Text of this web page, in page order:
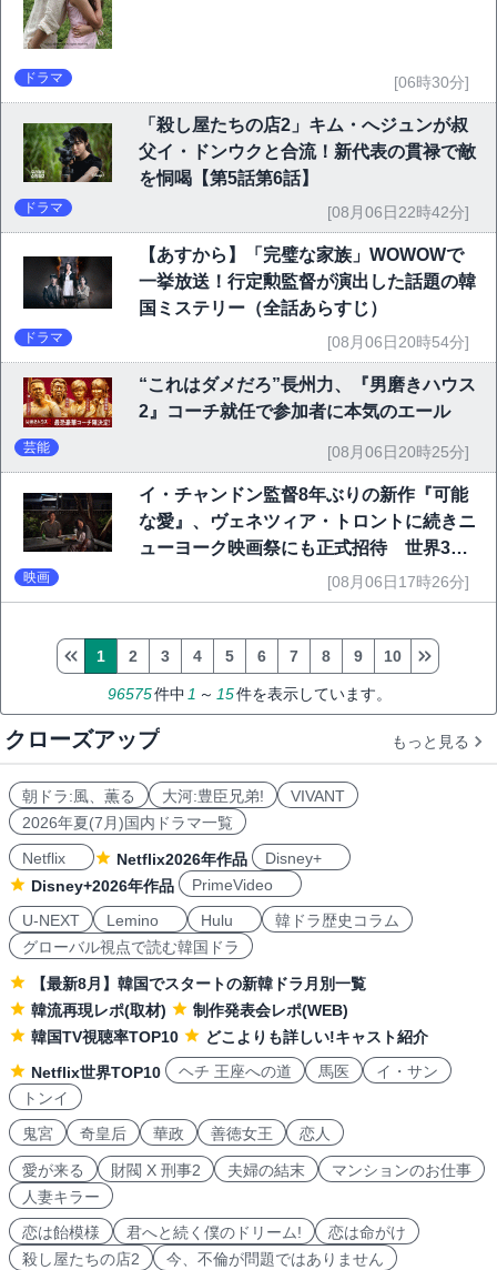
ドラマ [06時30分]
「殺し屋たちの店2」キム・へジュンが叔
父イ・ドンウクと合流！新代表の貫禄で敵
を恫喝【第5話第6話】
ドラマ [08月06日22時42分]
【あすから】「完璧な家族」WOWOWで
一挙放送！行定勲監督が演出した話題の韓
国ミステリー（全話あらすじ）
ドラマ [08月06日20時54分]
“これはダメだろ”長州力、『男磨きハウス
2』コーチ就任で参加者に本気のエール
芸能 [08月06日20時25分]
イ・チャンドン監督8年ぶりの新作『可能
な愛』、ヴェネツィア・トロントに続きニ
ューヨーク映画祭にも正式招待 世界3大
映画祭で快挙｜Netflix映画
映画 [08月06日17時26分]
96575件中 1 ～ 15件を表示しています。
1 2 3 4 5 6 7 8 9 10
クローズアップ もっと見る
朝ドラ:風、薫る 大河:豊臣兄弟!
VIVANT
2026年夏(7月)国内ドラマ一覧
Netflix
Netflix2026年作品
Disney+
Disney+2026年作品
PrimeVideo
U-NEXT
Lemino Hulu
韓ドラ歴史コラム
グローバル視点で読む韓国ドラ
【最新8月】韓国でスタートの新韓ドラ月別一覧
韓流再現レポ(取材)
制作発表会レポ(WEB)
韓国TV視聴率TOP10
どこよりも詳しい!キャスト紹介
Netflix世界TOP10
ヘチ 王座への道 馬医
イ・サン
トンイ
鬼宮
奇皇后 華政 善徳女王 恋人
愛が来る 財閥 X 刑事2 夫婦の結末
マンションのお仕事
人妻キラー
恋は飴模様
君へと続く僕のドリーム!
恋は命がけ
殺し屋たちの店2
今、不倫が問題ではありません